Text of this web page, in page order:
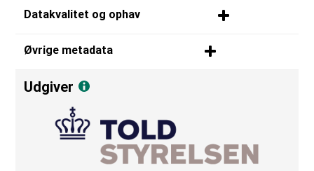
Datakvalitet og ophav
Øvrige metadata
Udgiver